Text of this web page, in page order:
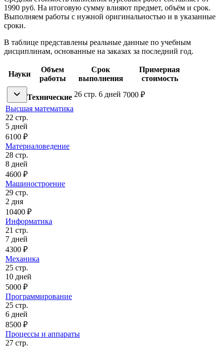
1990 руб. На итоговую сумму влияют предмет, объём и срок.
Выполняем работы с нужной оригинальностью и в указанные
сроки.
В таблице представлены реальные данные по учебным
дисциплинам, основанные на заказах за последний год.
Науки
Объем
работы
Срок
выполнения
Примерная
стоимость
Технические 26 стр. 6 дней 7000 ₽
Высшая математика
22 стр.
5 дней
6100 ₽
Материаловедение
28 стр.
8 дней
4600 ₽
Машиностроение
29 стр.
2 дня
10400 ₽
Информатика
21 стр.
7 дней
4300 ₽
Механика
25 стр.
10 дней
5000 ₽
Программирование
25 стр.
6 дней
8500 ₽
Процессы и аппараты
27 стр.